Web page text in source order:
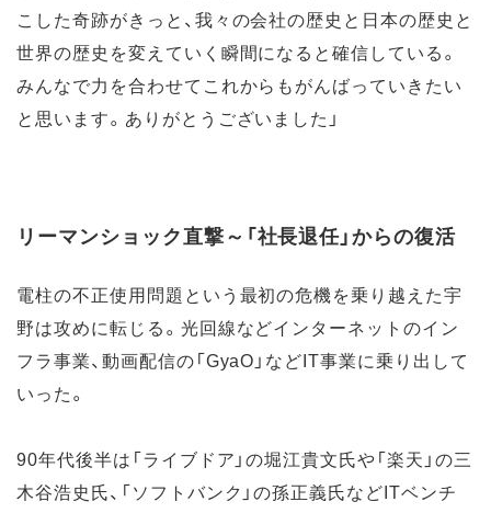
こした奇跡がきっと、我々の会社の歴史と日本の歴史と
世界の歴史を変えていく瞬間になると確信している。
みんなで力を合わせてこれからもがんばっていきたい
と思います。ありがとうございました」
リーマンショック直撃～「社長退任」からの復活
電柱の不正使用問題という最初の危機を乗り越えた宇
野は攻めに転じる。光回線などインターネットのイン
フラ事業、動画配信の「GyaO」などIT事業に乗り出して
いった。
90年代後半は「ライブドア」の堀江貴文氏や「楽天」の三
木谷浩史氏、「ソフトバンク」の孫正義氏などITベンチ